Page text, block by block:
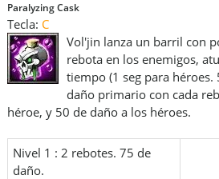
Paralyzing Cask
Tecla: C
Vol'jin lanza un barril con
rebota en los enemigos,
tiempo (1 seg para héroes.
daño primario con cada
héroe, y 50 de daño a los héroes.
Nivel 1 : 2 rebotes. 75 de
daño.